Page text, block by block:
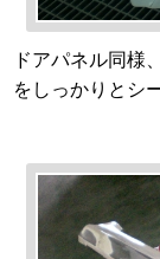
ドアパネル同様
をしっかりとシ